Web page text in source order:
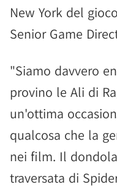
New York del
Senior Game
"Siamo davvero
provino le Ali di
un'ottima
qualcosa che la
nei film. Il
traversata di